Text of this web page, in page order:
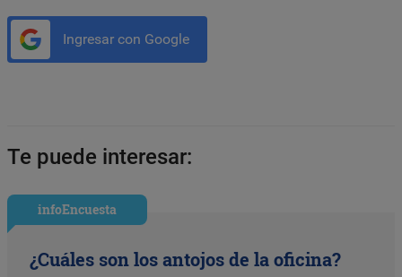
Ingresar con Google
Te puede interesar:
infoEncuesta
¿Cuáles son los antojos de la oficina?